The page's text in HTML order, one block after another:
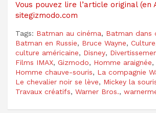
Vous pouvez lire l’article original (en
sitegizmodo.com
Tags: Batman au cinéma, Batman dans
Batman en Russie, Bruce Wayne, Culture
culture américaine, Disney,
Films IMAX, Gizmodo, Homme araignée,
Homme chauve-souris, La compagnie
Le chevalier noir se lève, Mickey la
Travaux créatifs, Warner Bros.,